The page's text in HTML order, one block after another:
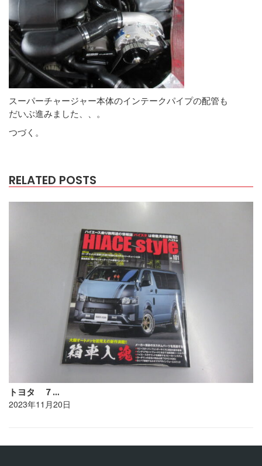
スーパーチャージャー本体のインテークパイプの配管も
だいぶ進みました、、。
つづく。
RELATED POSTS
トヨタ ７…
2023年11月20日